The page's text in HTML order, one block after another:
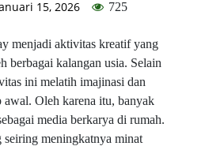
15, 2026 725
menjadi aktivitas kreatif yang
berbagai kalangan usia. Selain
ini melatih imajinasi dan
awal. Oleh karena itu, banyak
media berkarya di rumah.
seiring meningkatnya minat